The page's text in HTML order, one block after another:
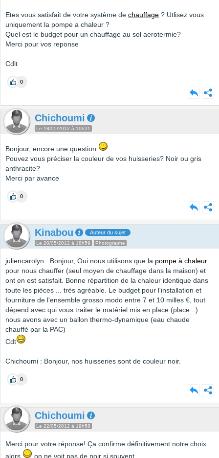
Etes vous satisfait de votre système de chauffage ? Utlisez vous
uniquement la pompe a chaleur ?
Quel est le budget pour un chauffage au sol aerotermie?
Merci pour vos reponse
Cdlt
0
Chichoumi
Le 18/05/2012 à 10h21
Bonjour, encore une question
Pouvez vous préciser la couleur de vos huisseries? Noir ou gris
anthracite?
Merci par avance
0
Kinabou Auteur du sujet
Le 20/05/2012 à 18h59 Photographe
juliencarolyn : Bonjour, Oui nous utilisons que la pompe à chaleur
pour nous chauffer (seul moyen de chauffage dans la maison) et
ont en est satisfait. Bonne répartition de la chaleur identique dans
toute les pièces ... très agréable. Le budget pour l'installation et
fourniture de l'ensemble grosso modo entre 7 et 10 milles €, tout
dépend avec qui vous traiter le matériel mis en place (place...)
nous avons avec un ballon thermo-dynamique (eau chaude
chauffé par la PAC)
Cdt
Chichoumi : Bonjour, nos huisseries sont de couleur noir.
0
Chichoumi
Le 22/05/2012 à 19h58
Merci pour votre réponse! Ça confirme définitivement notre choix
alors
on ne voit pas de noir si souvent